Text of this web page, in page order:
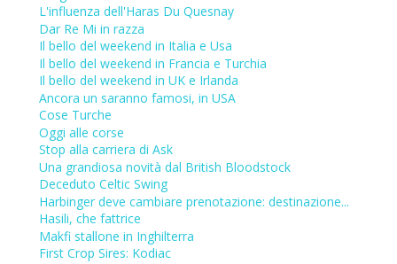
L'influenza dell'Haras Du Quesnay
Dar Re Mi in razza
Il bello del weekend in Italia e Usa
Il bello del weekend in Francia e Turchia
Il bello del weekend in UK e Irlanda
Ancora un saranno famosi, in USA
Cose Turche
Oggi alle corse
Stop alla carriera di Ask
Una grandiosa novità dal British Bloodstock
Deceduto Celtic Swing
Harbinger deve cambiare prenotazione: destinazione...
Hasili, che fattrice
Makfi stallone in Inghilterra
First Crop Sires: Kodiac